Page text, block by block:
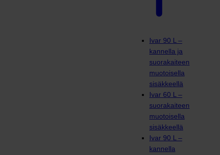
Ivar 90 L –
kannella ja
suorakaiteen
muotoisella
sisäkkeellä
Ivar 60 L –
suorakaiteen
muotoisella
sisäkkeellä
Ivar 90 L –
kannella